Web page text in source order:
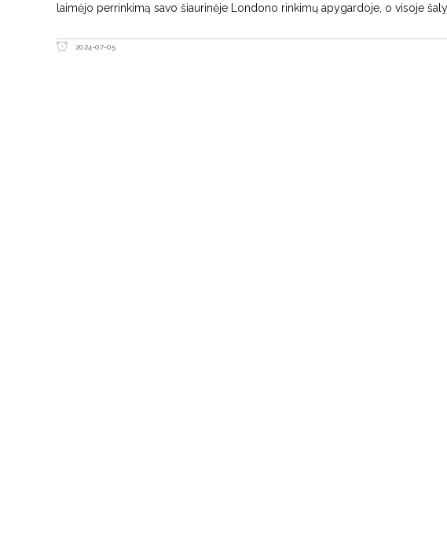
laimėjo perrinkimą savo šiaurinėje Londono rinkimų apygardoje, o visoje
2024-07-05